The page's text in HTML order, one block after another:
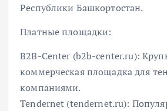
Республики Башкортостан.
Платные площадки:
B2B-Center (b2b-center.ru):
коммерческая площадка для
компаниями.
Tendernet (tendernet.ru):